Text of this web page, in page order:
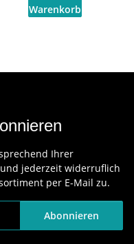
Ihrer
jederzeit widerruflich
per E-Mail zu.
Abonnieren